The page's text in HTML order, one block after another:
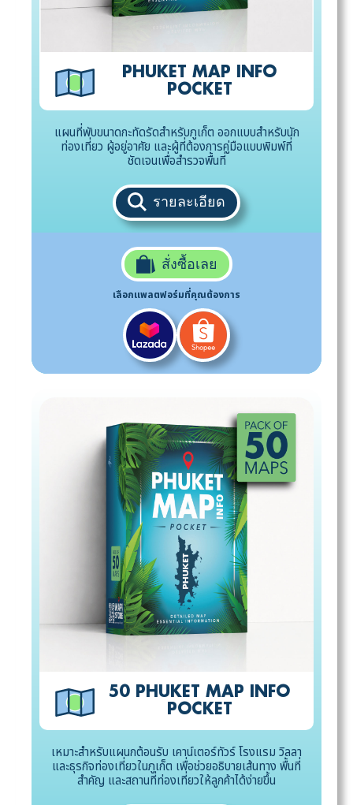
PHUKET MAP INFO
POCKET
แผนที่พับขนาดกะทัดรัดสำหรับภูเก็ต ออกแบบสำหรับนัก
ท่องเที่ยว ผู้อยู่อาศัย และผู้ที่ต้องการคู่มือแบบพิมพ์ที่
ชัดเจนเพื่อสำรวจพื้นที่
รายละเอียด
สั่งซื้อเลย
เลือกแพลตฟอร์มที่คุณต้องการ
50 PHUKET MAP INFO
POCKET
เหมาะสำหรับแผนกต้อนรับ เคาน์เตอร์ทัวร์ โรงแรม วิลลา
และธุรกิจท่องเที่ยวในภูเก็ต เพื่อช่วยอธิบายเส้นทาง พื้นที่
สำคัญ และสถานที่ท่องเที่ยวให้ลูกค้าได้ง่ายขึ้น